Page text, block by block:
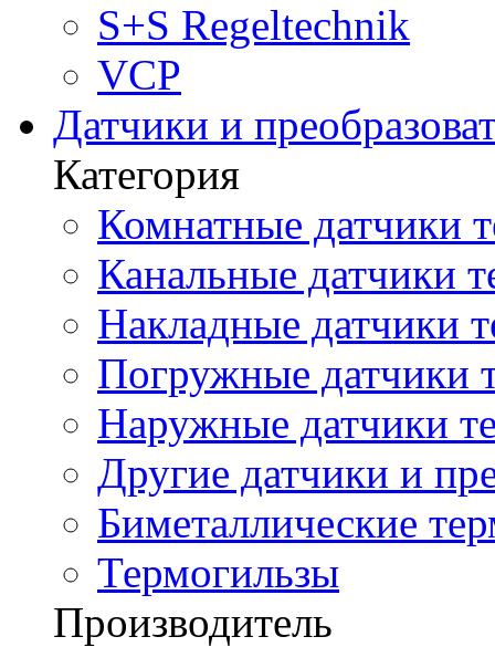
S+S Regeltechnik
VCP
Датчики и
Категория
Комнатные датчики
Канальные датчики
Накладные датчики
Погружные датчики
Наружные датчики
Другие датчики и
Биметаллические
Термогильзы
Производитель